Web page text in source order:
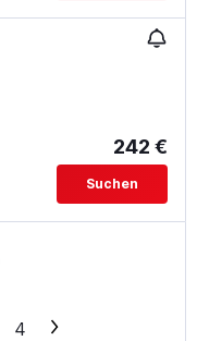
242 €
Suchen
4